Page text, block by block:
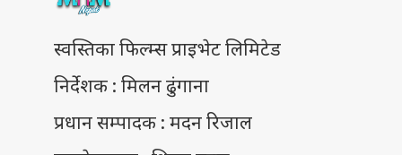
स्वस्तिका फिल्म्स प्राइभेट लिमिटेड
निर्देशक : मिलन ढुंगाना
प्रधान सम्पादक : मदन रिजाल